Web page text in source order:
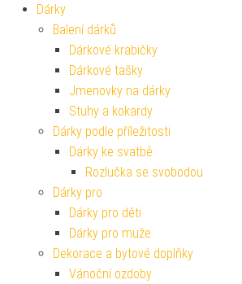
Dárky
Balení dárků
Dárkové krabičky
Dárkové tašky
Jmenovky na dárky
Stuhy a kokardy
Dárky podle příležitosti
Dárky ke svatbě
Rozlučka se svobodou
Dárky pro
Dárky pro děti
Dárky pro muže
Dekorace a bytové doplňky
Vánoční ozdoby